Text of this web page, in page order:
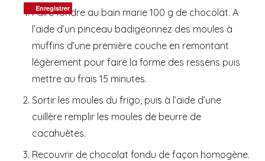
Faire fondre au bain marie 100 g de chocolat. A
l’aide d’un pinceau badigeonnez des moules à
muffins d’une première couche en remontant
légèrement pour faire la forme des ressens puis
mettre au frais 15 minutes.
Sortir les moules du frigo, puis à l’aide d’une
cuillère remplir les moules de beurre de
cacahuètes.
Recouvrir de chocolat fondu de façon homogène.
Enregistrer
Enregistrer